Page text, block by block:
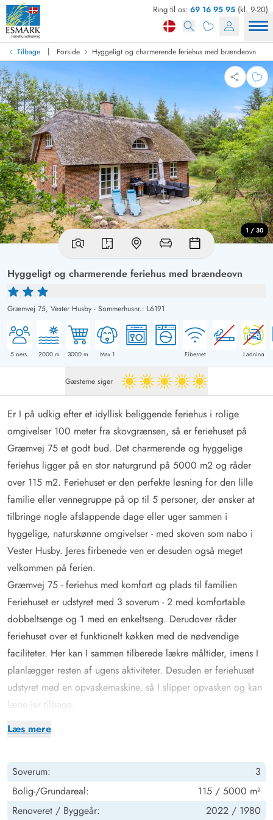
Ring til os: 69 16 95 95 (kl. 9-20)
Tilbage | Forside Hyggeligt og charmerende feriehus med brændeovn
Hyggeligt og charmerende feriehus med brændeovn
Græmvej 75, Vester Husby - Sommerhusnr.: L6191
5 pers. 2000m 3000 m Max 1 Fibernet Ladning
1 / 30
Gæsterne siger 5 ud af 5
Læs mere
Er I på udkig efter et idyllisk beliggende feriehus i rolige
omgivelser 100 meter fra skovgrænsen, så er feriehuset på
Græmvej 75 et godt bud. Det charmerende og hyggelige
feriehus ligger på en stor naturgrund på 5000 m2 og råder
over 115 m2. Feriehuset er den perfekte løsning for den lille
familie eller vennegruppe på op til 5 personer, der ønsker at
tilbringe nogle afslappende dage eller uger sammen i
hyggelige, naturskønne omgivelser - med skoven som nabo i
Vester Husby. Jeres firbenede ven er desuden også meget
velkommen på ferien.
Græmvej 75 - feriehus med komfort og plads til familien
Feriehuset er udstyret med 3 soverum - 2 med komfortable
dobbeltsenge og 1 med en enkeltseng. Derudover råder
feriehuset over et funktionelt køkken med de nødvendige
faciliteter. Her kan I sammen tilberede lækre måltider, imens I
planlægger resten af ugens aktiviteter. Desuden er feriehuset
udstyret med en opvaskemaskine, så I slipper opvasken og kan
læne jer tilbage.
Efter en lang og afslappende gåtur i det skønne naturrige
slænge sig i sofaen med et lækkert glas vin og nyde en god
film i fjernsynet. Feriehuset er desuden udstyret med en luft-til-
luft-varmepumpe, der sørger for et energivenligt og behageligt
Soverum:
3
Bolig-/Grundareal:
115 / 5000 m²
Renoveret / Byggeår: 2022 / 1980